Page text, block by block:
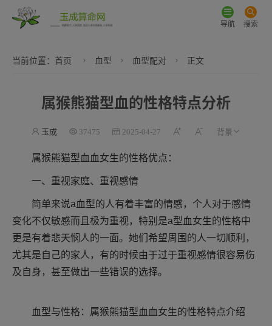
导航 搜索
当前位置： 首页 血型 血型配对 正文
属猴熊猫型血的性格特点分析
玉成 37475 2025-04-27
属猴熊猫型血血女生的性格优点：
一、重视家庭、重视感情
简单来说a血型的人有着丰富的情感，个人对于感情
变化不仅敏感而且极为重视，特别是a型血女生的性格中
更是有着悲天悯人的一面。她们希望周围的人一切顺利，
尤其是自己的家人，有的时候由于过于重视感情很容易伤
及自身，甚至做出一些错误的选择。
血型与性格：属猴熊猫型血血女生的性格特点介绍